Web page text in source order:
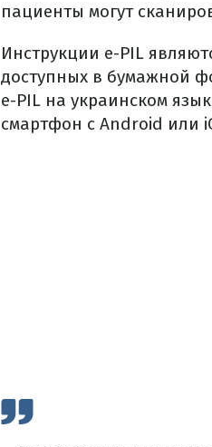
пациенты могут
Инструкции e-PIL
доступных в бумажной
e-PIL на украинском
смартфон с Android или